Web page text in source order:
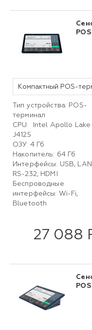
Тип устройства: POS-
терминал
CPU: Intel Apollo Lake
J4125
ОЗУ: 4 Гб
Накопитель: 64 Гб
Интерфейсы: USB,
RS-232, HDMI
Беспроводные
интерфейсы: Wi-Fi,
Bluetooth
27 088